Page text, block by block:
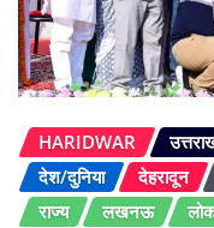
HARIDWAR
देश/दुनिया
देहरादून
राज्य
लखनऊ